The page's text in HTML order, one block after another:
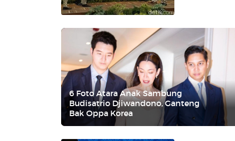
6 Foto Atara Anak Sambung
Budisatrio Djiwandono, Ganteng
Bak Oppa Korea